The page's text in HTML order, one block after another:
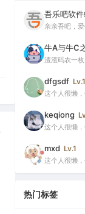
吾乐吧软
亲亲吾吧，
牛A与牛C
渣渣码农一
dfgsdf Lv.1
这个人很懒
keqiong
这个人很懒
mxd Lv.1
这个人很懒
热门标签